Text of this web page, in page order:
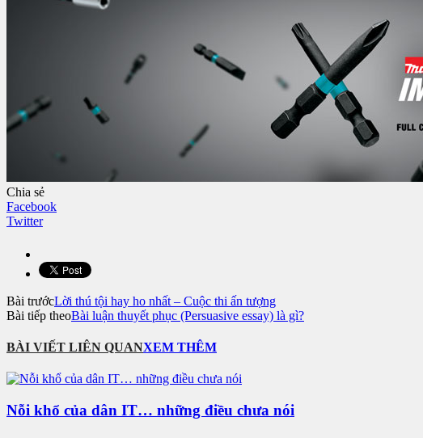
Chia sẻ
Facebook
Twitter
Bài trướcLời thú tội hay ho nhất – Cuộc thi ấn tượng
Bài tiếp theoBài luận thuyết phục (Persuasive essay) là gì?
BÀI VIẾT LIÊN QUANXEM THÊM
Nỗi khổ của dân IT… những điều chưa nói